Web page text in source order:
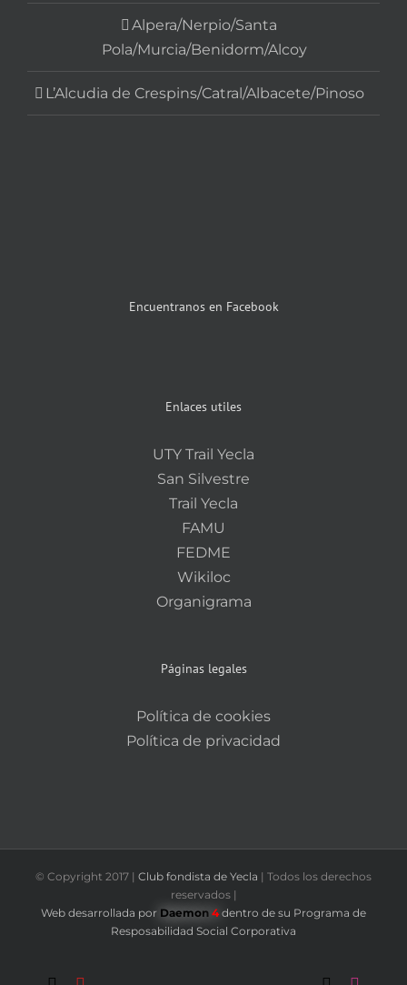
Alpera/Nerpio/Santa
Pola/Murcia/Benidorm/Alcoy
L’Alcudia de Crespins/Catral/Albacete/Pinoso
Encuentranos en Facebook
Enlaces utiles
UTY Trail Yecla
San Silvestre
Trail Yecla
FAMU
FEDME
Wikiloc
Organigrama
Páginas legales
Política de cookies
Política de privacidad
© Copyright 2017 | Club fondista de Yecla | Todos los derechos
reservados |
Web desarrollada por Daemon 4dentro de su Programa de
Resposabilidad Social Corporativa